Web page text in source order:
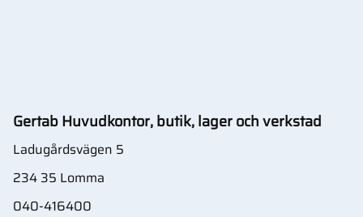
Gertab Huvudkontor, butik, lager och verkstad
Ladugårdsvägen 5
234 35 Lomma
040-416400